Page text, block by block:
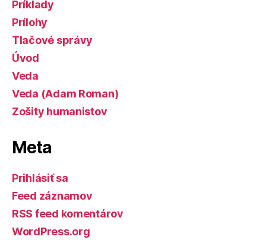
Príklady
Prílohy
Tlačové správy
Úvod
Veda
Veda (Adam Roman)
Zošity humanistov
Meta
Prihlásiť sa
Feed záznamov
RSS feed komentárov
WordPress.org